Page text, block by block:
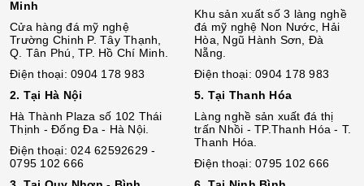
Minh
Cửa hàng đá mỹ nghệ
Trường Chinh P. Tây Thạnh,
Q. Tân Phú, TP. Hồ Chí Minh.
Điện thoại: 0904 178 983
2. Tại Hà Nội
Hà Thành Plaza số 102 Thái
Thịnh - Đống Đa - Hà Nội.
Điện thoại: 024 62592629 -
0795 102 666
Khu sản xuất số 3 làng nghề
đá mỹ nghệ Non Nước, Hải
Hòa, Ngũ Hành Sơn, Đà
Nẵng.
Điện thoại: 0904 178 983
5. Tại Thanh Hóa
Làng nghề sản xuất đá thị
trấn Nhồi - TP.Thanh Hóa - T.
Thanh Hóa.
Điện thoại: 0795 102 666